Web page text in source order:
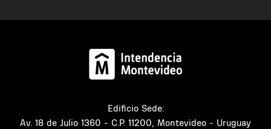
Edificio Sede:
Av. 18 de Julio 1360 - C.P. 11200, Montevideo - Uruguay